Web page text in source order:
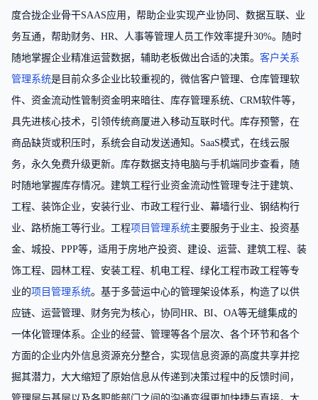
度合拢企业骨干SAAS应用，帮助企业实现产业协同、数据互联、业
务互通，帮助财务、HR、人事等管理人员工作效率提升30%。随时
随地掌握企业精准运营数据，辅助老板做出合适的决策。 客户关系
管理系统是目前众多企业比较重视的，微信客户管理、仓库管理软
件、资金流动性管制资金明来暗往、库存管理系统、CRM软件等，
具先进核心技术，引领传统商厦进入移动互联时代。库存预警，在
商品缺货或积压时，系统会自动发送通知。SaaS模式，在线云服
务，永久免费升级更新。库存数据支持电脑与手机端同步查看，随
时随地掌握库存情况。建筑工程行业资金流动性管理专注于建筑、
工程、装饰企业，安装行业、市政工程行业、幕墙行业、钢结构行
业、路桥施工等行业。工程项目管理系统主要服务于业主、投资基
金、城投、PPP等，适用于房地产投资、建设、运营、建筑工程、装
饰工程、园林工程、安装工程、机电工程、绿化工程市政工程等专
业的项目管理系统。基于多营运中心的管理架设体系，构造了以供
应链、运营管理、财务完为核心，协同HR、BI、OA等无缝集成的
一体化管理体系。企业的经营、管理等各个层次、各个环节和各个
方面的企业内外信息资源充分整合，实现信息资源的高度共享并挖
掘其潜力，大大缩短了原始信息从传递到决策过程中的反馈时间，